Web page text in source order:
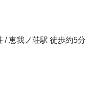
/ 恵我ノ荘駅 徒歩約5分